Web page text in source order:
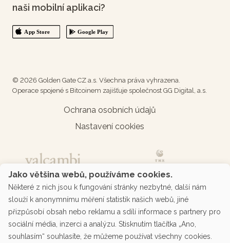
naši mobilní aplikaci?
© 2026 Golden Gate CZ a.s. Všechna práva vyhrazena.
Operace spojené s Bitcoinem zajišťuje společnost GG Digital, a.s.
Ochrana osobních údajů
Nastavení cookies
Jako většina webů, používáme cookies.
Některé z nich jsou k fungování stránky nezbytné, další nám
slouží k anonymnímu měření statistik našich webů, jiné
přizpůsobí obsah nebo reklamu a sdílí informace s partnery pro
sociální média, inzerci a analýzu. Stisknutím tlačítka „Ano,
souhlasím“ souhlasíte, že můžeme používat všechny cookies.